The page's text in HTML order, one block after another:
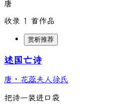
唐
收录 1 首作品
赏析推荐
述国亡诗
唐 · 花蕊夫人徐氏
把诗一装进口袋